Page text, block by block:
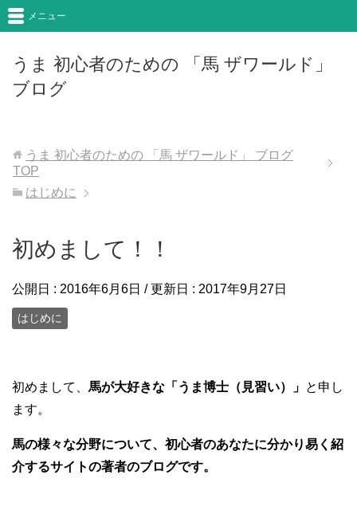
うま 初心者のための 「馬 ザワールド」
ブログ
メニュー
うま 初心者のための 「馬 ザワールド」 ブログ
TOP
はじめに
初めまして！！
公開日 : 2016年6月6日 / 更新日 : 2017年9月27日
はじめに
初めまして、 馬が大好きな「うま博士（見習い）」 と申し
ます。
馬の様々な分野について、初心者のあなたに分かり易く紹
介するサイトの著者のブログです。